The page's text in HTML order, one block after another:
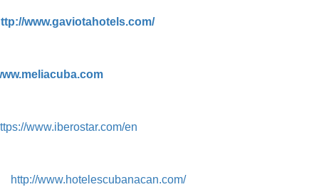
://www.gaviotahotels.com/
.meliacuba.com
www.iberostar.com/en
http://www.hotelescubanacan.com/